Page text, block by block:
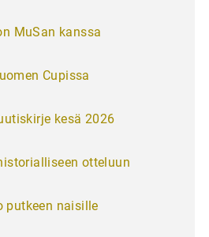
MuSan kanssa
Cupissa
kesä 2026
otteluun
putkeen naisille